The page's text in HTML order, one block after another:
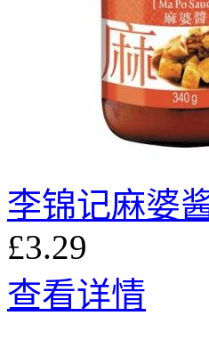
李锦记麻婆
£3.29
查看详情